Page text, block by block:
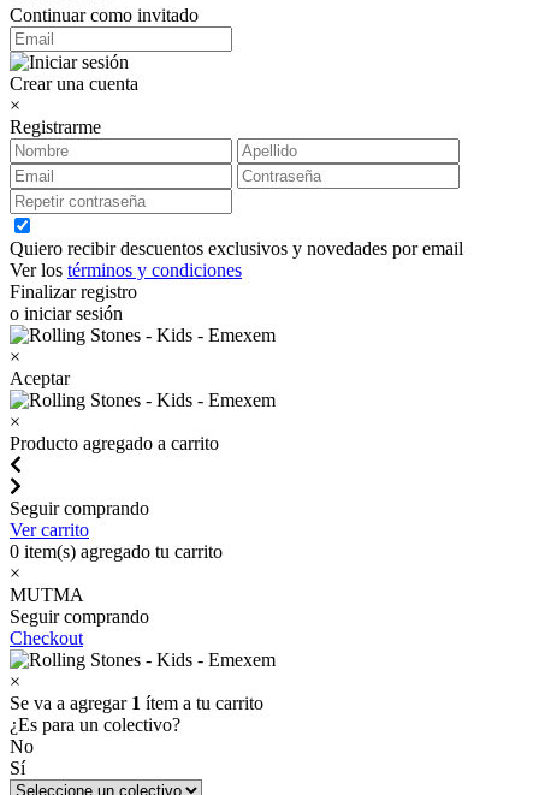
Continuar como invitado
Crear una cuenta
×
Registrarme
Quiero recibir descuentos exclusivos y novedades por email
Ver los términos y condiciones
Finalizar registro
o iniciar sesión
×
Aceptar
×
Producto agregado a carrito
Seguir comprando
Ver carrito
0 item(s) agregado tu carrito
×
MUTMA
Seguir comprando
Checkout
×
Se va a agregar 1 ítem a tu carrito
¿Es para un colectivo?
No
Sí